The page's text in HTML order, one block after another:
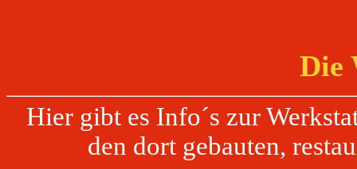
Die
Hier gibt es Info´s zur
den dort gebauten,